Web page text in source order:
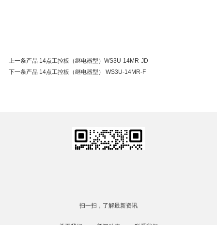
上一条产品 14点工控板（继电器型）WS3U-14MR-JD
下一条产品 14点工控板（继电器型） WS3U-14MR-F
扫一扫，了解最新资讯